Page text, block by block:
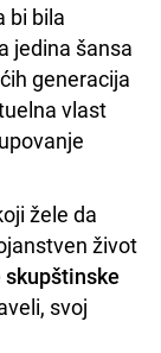
bi bila
jedina šansa
generacija
vlast
žele da
život
svoj